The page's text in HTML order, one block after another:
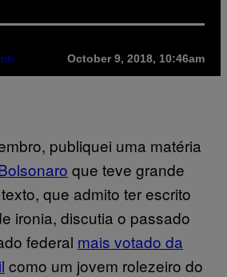
October 9, 2018, 10:46am
publiquei uma matéria
que teve grande
que admito ter escrito
ironia, discutia o passado
federal mais votado da
como um jovem rolezeiro do